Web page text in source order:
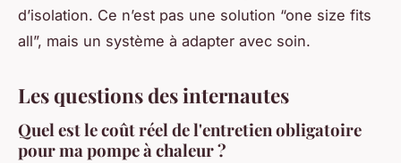
d’isolation. Ce n’est pas une solution “one size fits
all”, mais un système à adapter avec soin.
Les questions des internautes
Quel est le coût réel de l'entretien obligatoire
pour ma pompe à chaleur ?